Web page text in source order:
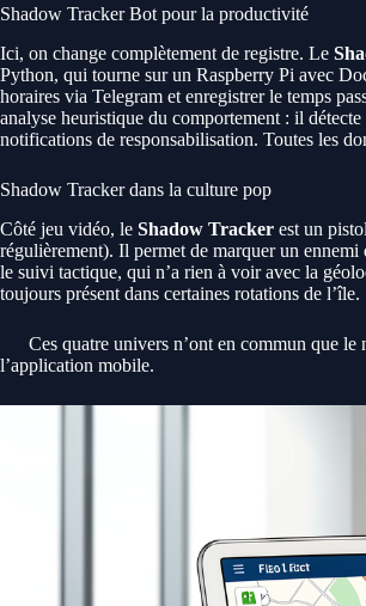
Shadow Tracker Bot pour la productivité
Ici, on change complètement de registre. Le
Python, qui tourne sur un Raspberry Pi avec
horaires via Telegram et enregistrer le temps
analyse heuristique du comportement : il
notifications de responsabilisation. Toutes les
Shadow Tracker dans la culture pop
Côté jeu vidéo, le Shadow Tracker est un
régulièrement). Il permet de marquer un
le suivi tactique, qui n’a rien à voir avec la
toujours présent dans certaines rotations de l’île.
Ces quatre univers n’ont en commun que
l’application mobile.